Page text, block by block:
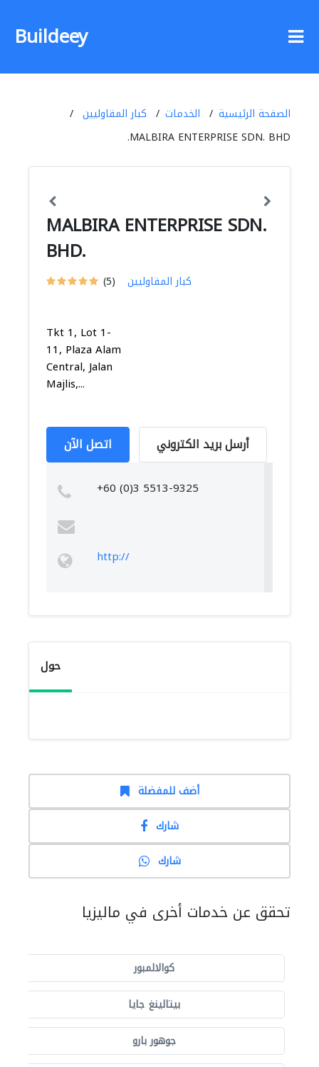
Buildeey
الصفحة الرئيسية الخدمات
كبار المقاوليين
MALBIRA ENTERPRISE SDN. BHD.
MALBIRA ENTERPRISE SDN.
BHD.
(5) كبار المقاوليين
Tkt 1, Lot 1-
11, Plaza Alam
Central, Jalan
Majlis,...
اتصل الآن أرسل بريد الكتروني
+60 (0)3 5513-9325
http://
حول
أضف للمفضلة
شارك
شارك
تحقق عن خدمات أخرى في ماليزيا
كوالالمبور
بيتالينغ جايا
جوهور بارو